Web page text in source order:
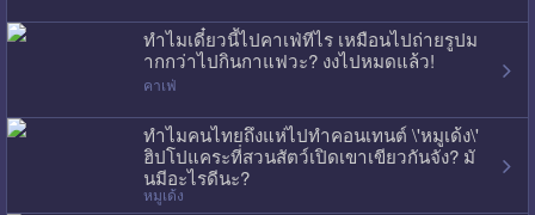
ทำไมเดี๋ยวนี้ไปคาเฟ่ทีไร เหมือนไปถ่ายรูปม
ากกว่าไปกินกาแฟวะ? งงไปหมดแล้ว!
คาเฟ่
ทำไมคนไทยถึงแห่ไปทำคอนเทนต์ \'หมูเด้ง\'
ฮิปโปแคระที่สวนสัตว์เปิดเขาเขียวกันจัง? มั
นมีอะไรดีนะ?
หมูเด้ง